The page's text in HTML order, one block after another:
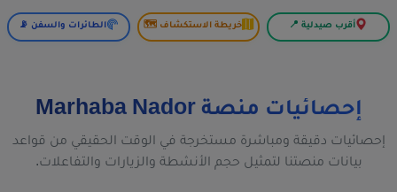
أقرب صيدلية 📍 خريطة الاستكشاف 🗺️ الطائرات والسفن 📡
إحصائيات منصة Marhaba Nador
إحصائيات دقيقة ومباشرة مستخرجة في الوقت الحقيقي من قواعد
بيانات منصتنا لتمثيل حجم الأنشطة والزيارات والتفاعلات.